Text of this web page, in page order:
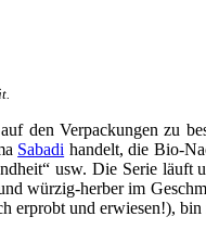
den Verpackungen zu
Sabadi handelt, die Bio-
usw. Die Serie
würzig-herber im
erprobt und erwiesen!),